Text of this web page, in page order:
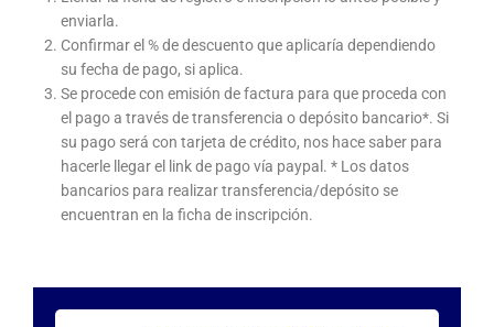
enviarla.
Confirmar el % de descuento que aplicaría dependiendo
su fecha de pago, si aplica.
Se procede con emisión de factura para que proceda con
el pago a través de transferencia o depósito bancario*. Si
su pago será con tarjeta de crédito, nos hace saber para
hacerle llegar el link de pago vía paypal. * Los datos
bancarios para realizar transferencia/depósito se
encuentran en la ficha de inscripción.